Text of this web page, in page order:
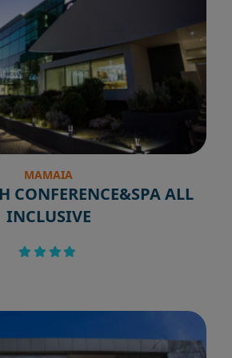
MAMAIA
CONFERENCE&SPA ALL
INCLUSIVE